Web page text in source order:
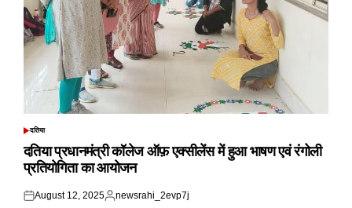
POSTED
दतिया
दतिया प्रधानमंत्री कॉलेज ऑफ़ एक्सीलेंस में हुआ भाषण एवं रंगोली
प्रतियोगिता का आयोजन
Posted
August 12, 2025
Posted
newsrahi_2evp7j